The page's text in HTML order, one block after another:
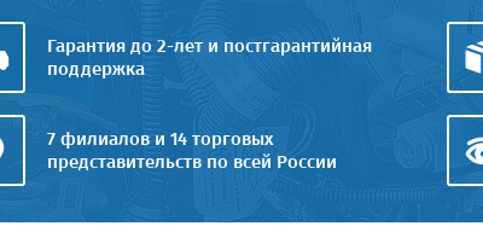
Гарантия до 2-лет и постгарантийная
поддержка
7 филиалов и 14 торговых
представительств по всей России